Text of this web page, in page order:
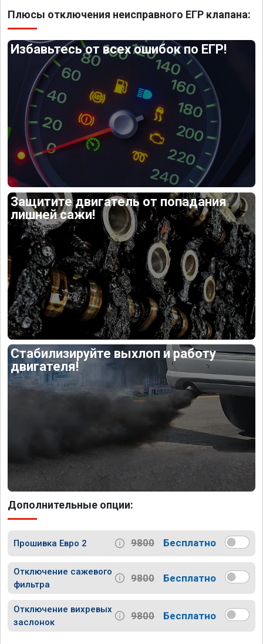
Плюсы отключения неисправного ЕГР клапана:
Избавьтесь от всех ошибок по ЕГР!
Защитите двигатель от попадания
лишней сажи!
Стабилизируйте выхлоп и работу
двигателя!
Дополнительные опции:
Прошивка Евро 2 9800 Бесплатно
Отключение сажевого
фильтра
9800 Бесплатно
Отключение вихревых
заслонок
9800 Бесплатно